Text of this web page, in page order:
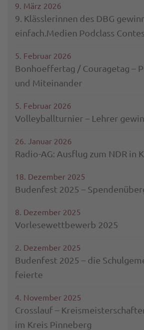
9. März 2026
9. Klässlerinnen des DBG
einfach.Medien Podclass
5. Februar 2026
Bonhoeffertag / Couragetag –
und Miteinander
5. Februar 2026
Volleyballturnier – Lehrer
26. Januar 2026
Radio-AG: Ausflug zum NDR in
18. Dezember 2025
Budenfest 2025 –
8. Dezember 2025
Vorlesewettbewerb 2025
2. Dezember 2025
Budenfest 2025 – die
feierte
4. November 2025
Crosslauf –
im Kreis Pinneberg